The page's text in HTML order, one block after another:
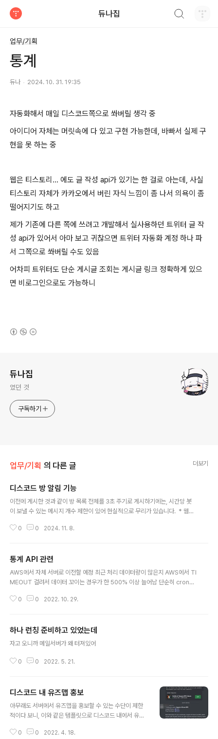
듀나집
업무/기획
통계
듀나 2024. 10. 31. 19:35
자동화해서 매일 디스코드쪽으로 쏴버릴 생각 중
아이디어 자체는 머릿속에 다 있고 구현 가능한데, 바빠서 실제 구
현을 못 하는 중
웹은 티스토리... 에도 글 작성 api가 있기는 한 걸로 아는데, 사실
티스토리 자체가 카카오에서 버린 자식 느낌이 좀 나서 의욕이 좀
떨어지기도 하고
제가 기존에 다른 쪽에 쓰려고 개발해서 실사용하던 트위터 글 작
성 api가 있어서 아마 보고 귀찮으면 트위터 자동화 계정 하나 파
서 그쪽으로 쏴버릴 수도 있음
어차피 트위터도 단순 게시글 조회는 게시글 링크 정확하게 있으
면 비로그인으로도 가능하니
듀나집
였던 것
구독하기
업무/기획 의 다른 글 더보기
디스코드 방 알림 기능
이전에 게시한 것과 같이 방 목록 전체를 3초 주기로 게시하기에는, 시간당 봇
이 보낼 수 있는 메시지 개수 제한이 있어 현실적으로 무리가 있습니다. * 웹훅
알림 수신에 대해서라도 수요가 있다면 하나 만들까 싶습니다.아마 키워드 대상
있습니다.맵 파일명은 최소 3글자로 제한할 것 같습니다.당연하지만 대상은 공
개방으로 한정합니다. 근데 밀린 일이 많아서 만든다 쳐도 언제 시작할지 모름
0 0 2024. 11. 8.
통계 API 관련
AWS에서 자체 서버로 이전할 예정 최근 처리 데이터량이 많은지 AWS에서 TI
MEOUT 걸려서 데이터 꼬이는 경우가 한 500% 이상 늘어남 단순히 cron으
이랑 연계해서 처리 결과 출력시킬지는 고민 중. 서버2 쪽이 널널하긴 한데
0 0 2022. 10. 29.
하나 런칭 준비하고 있었는데
자고 오니까 메일서버가 왜 터져있어
0 0 2022. 5. 21.
디스코드 내 유즈맵 홍보
아무래도 서버에서 유즈맵을 홍보할 수 있는 수단이 제한
적이다 보니, 이와 같은 템플릿으로 디스코드 내에서 유즈
있습니다. 등록 대상 유즈맵에 크게 제한을 두지는 않을 생
0 0 2022. 4. 18.